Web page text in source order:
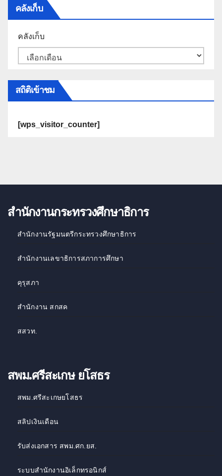
คลังเก็บ
คลังเก็บ
สถิติเข้าชม
[wps_visitor_counter]
สำนักงานกระทรวงศึกษาธิการ
สำนักงานรัฐมนตรีกระทรวงศึกษาธิการ
สำนักงานเลขาธิการสภาการศึกษา
คุรุสภา
สำนักงาน สกสค
สสวท.
สพม.ศรีสะเกษ ยโสธร
สพม.ศรีสะเกษยโสธร
สลิปเงินเดือน
รับส่งเอกสาร สพม.ศก.ยส.
ระบบสำนักงานอิเล็กทรอนิกส์